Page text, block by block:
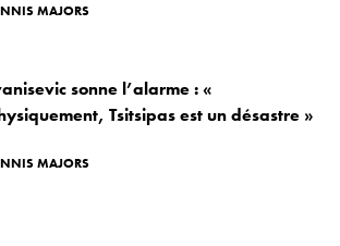
MAJORS
sonne l’alarme : «
Tsitsipas est un désastre »
MAJORS